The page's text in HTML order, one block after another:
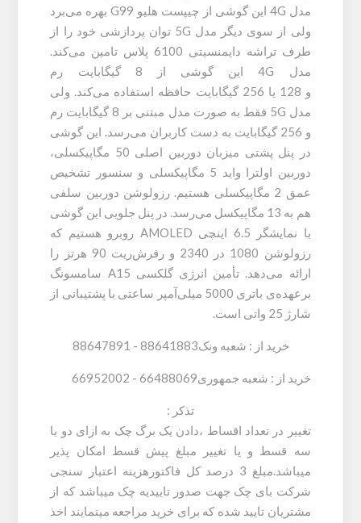
مدل 4G این گوشی از چیپست هلیو G99 بهره می‌برد
ولی از سوی دیگر مدل 5G توان پردازشی خود را از
طرف تراشه دایمنسیتی 6100 پلاس تامین می‌کند.
مدل 4G این گوشی از 8 گیگابایت رم
و 128 یا 256 گیگابایت حافظه استفاده می‌کند. ولی
مدل 5G فقط به صورت مدل مبتنی بر 8 گیگابایت رم
و 256 گیگابایت به دست کاربران می‌رسد. این گوشی
در پنل پشتی میزبان دوربین اصلی 50 مگاپیکسلی،
دوربین اولترا واید 5 مگاپیکسلی و سنسور تشخیص
عمق 2 مگاپیکسلی هستیم. رزولوشن دوربین سلفی
هم به 13 مگاپیکسل می‌رسد. در پنل جلویی این گوشی
با نمایشگر 6.5 اینچی AMOLED روبرو هستیم که
رزولوشن 1080 در 2340 و رفرش‌ریت 90 هرتز را
ارائه می‌دهد. تأمین انرژی گلکسی A15 سامسونگ
برعهده‌ی باتری 5000 میلی‌آمپر ساعتی با پشتیبانی از
شارژ 25 واتی است.
خرید از : شعبه ونک88641883 - 88647891
خرید از : شعبه جمهوری66488069 - 66952002
تذکر :
تغییر در تعداد اقساط ،دادن یک برگ چک به ازای دو یا
سه قسط و یا تغییر مبلغ پیش قسط امکان پذیر
میباشد.مبلغ 3 درصد کل فاکتورهزینه اعتبار سنجی
شرکت بای چک جهت صدور تاییدیه چک میباشد که از
مشتریان تایید شده که برای خرید مراجعه مینمایند اخذ